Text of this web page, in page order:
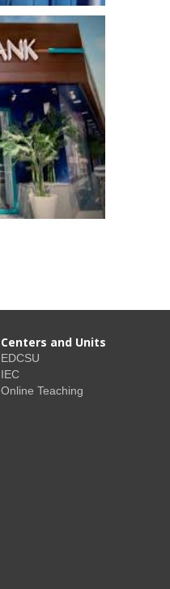
Centers and Units
EDCSU
IEC
Online Teaching